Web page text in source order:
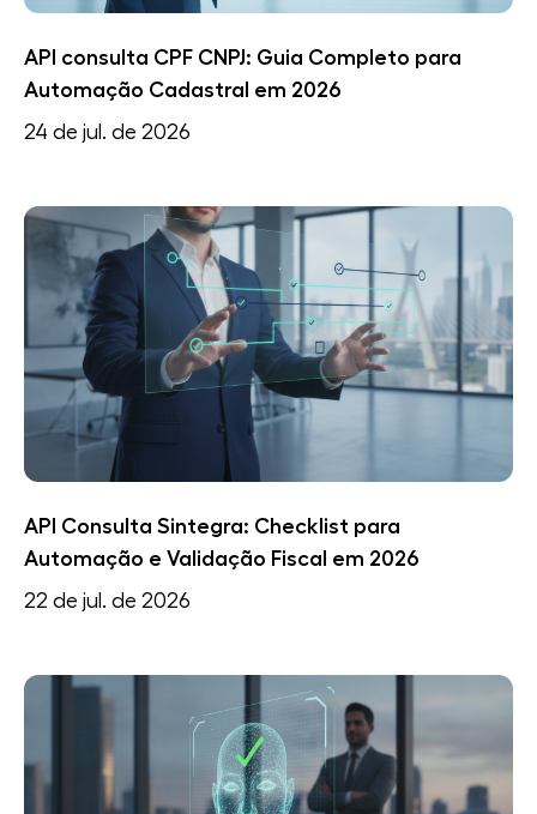
API consulta CPF CNPJ: Guia Completo para
Automação Cadastral em 2026
24 de jul. de 2026
API Consulta Sintegra: Checklist para
Automação e Validação Fiscal em 2026
22 de jul. de 2026